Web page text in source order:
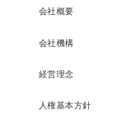
会社概要
会社機構
経営理念
人権基本方針